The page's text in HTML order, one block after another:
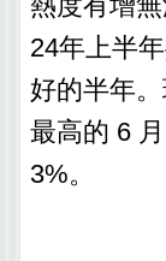
24年上半
好的半年
最高的 6
3%。